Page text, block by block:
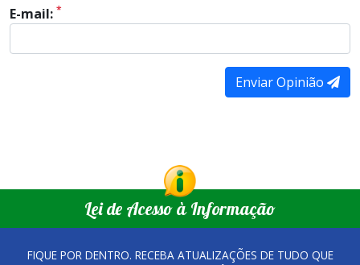
E-mail: *
Enviar Opinião
Lei de Acesso à Informação
FIQUE POR DENTRO. RECEBA ATUALIZAÇÕES DE TUDO QUE